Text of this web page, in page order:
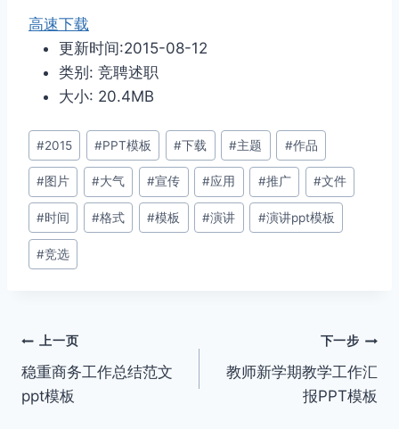
高速下载
更新时间:2015-08-12
类别: 竞聘述职
大小: 20.4MB
文
章
标
签：
#2015 #PPT模板 #下载 #主题 #作品
#图片 #大气 #宣传 #应用 #推广 #文件
#时间 #格式 #模板 #演讲 #演讲ppt模板
#竞选
文
章
上一页
稳重商务工作总结范文
ppt模板
下一步
教师新学期教学工作汇
报PPT模板